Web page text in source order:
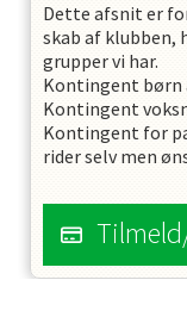
Dette afsnit er
skab af klubben,
grupper vi har.
Kontingent børn
Kontingent
Kontingent for
rider selv men